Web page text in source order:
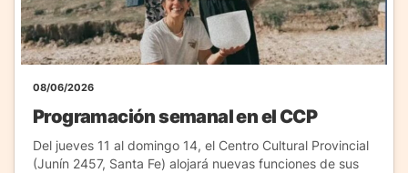
08/06/2026
Programación semanal en el CCP
Del jueves 11 al domingo 14, el Centro Cultural Provincial
(Junín 2457, Santa Fe) alojará nuevas funciones de sus